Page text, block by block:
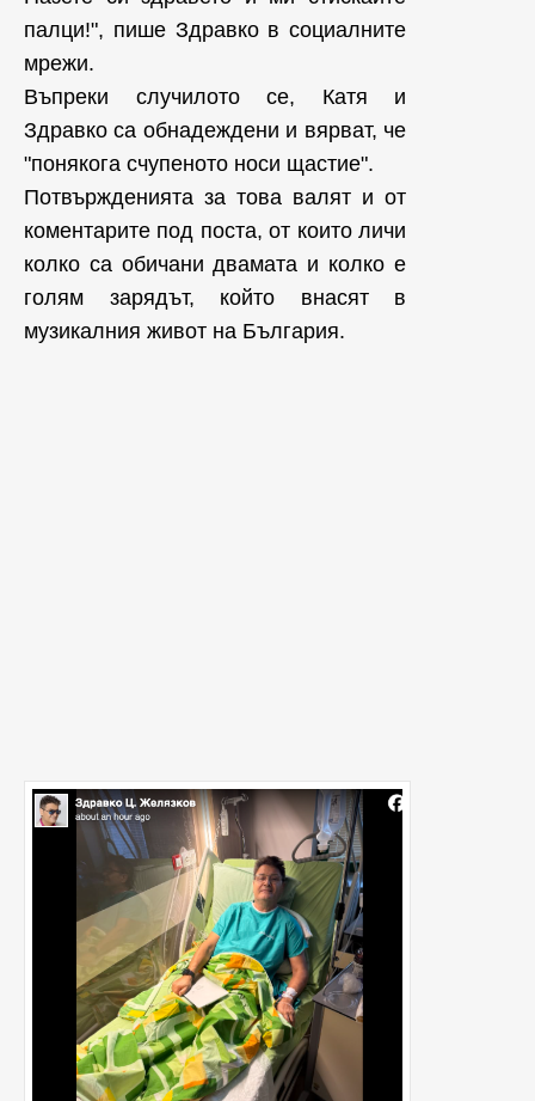
палци!", пише Здравко в социалните
мрежи.
Въпреки случилото се, Катя и
Здравко са обнадеждени и вярват, че
"понякога счупеното носи щастие".
Потвържденията за това валят и от
коментарите под поста, от които личи
колко са обичани двамата и колко е
голям зарядът, който внасят в
музикалния живот на България.